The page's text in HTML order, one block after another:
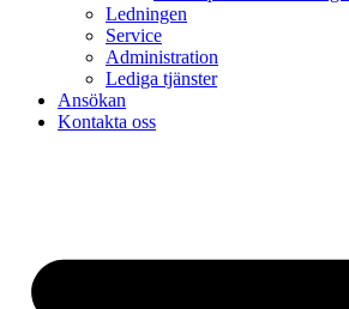
Ledningen
Service
Administration
Lediga tjänster
Ansökan
Kontakta oss